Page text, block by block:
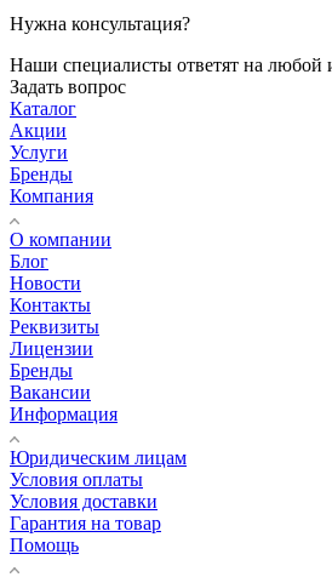
Нужна консультация?
Наши специалисты ответят на любой
Задать вопрос
Каталог
Акции
Услуги
Бренды
Компания
О компании
Блог
Новости
Контакты
Реквизиты
Лицензии
Бренды
Вакансии
Информация
Юридическим лицам
Условия оплаты
Условия доставки
Гарантия на товар
Помощь